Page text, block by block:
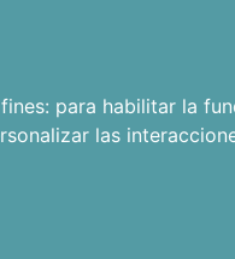
para habilitar la
las